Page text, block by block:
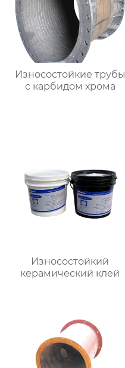
Износостойкие трубы
с карбидом хрома
Износостойкий
керамический клей